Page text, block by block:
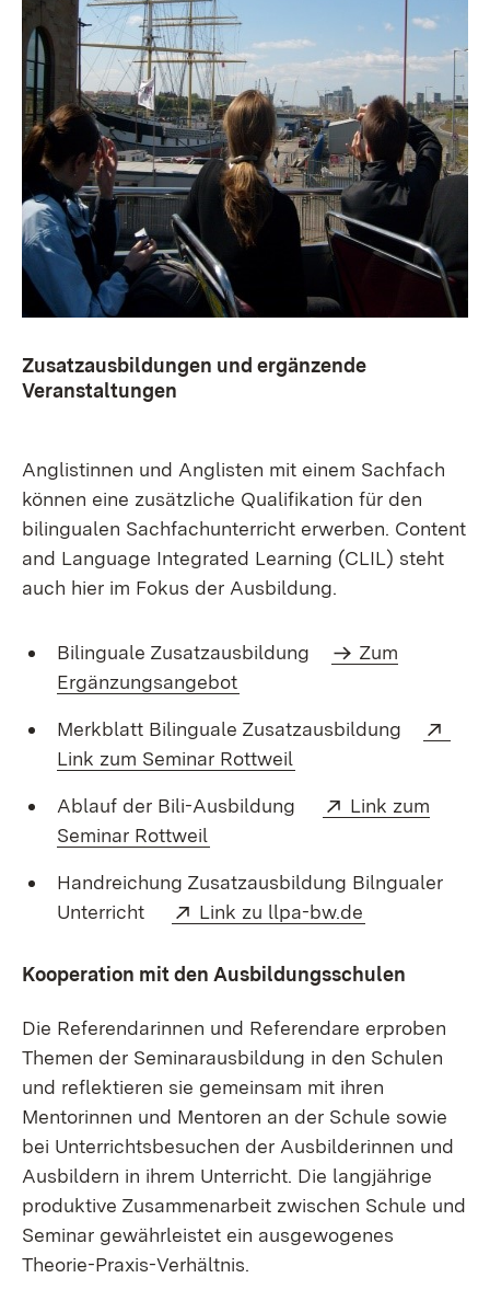
Zusatzausbildungen und ergänzende
Veranstaltungen
Anglistinnen und Anglisten mit einem Sachfach
können eine zusätzliche Qualifikation für den
bilingualen Sachfachunterricht erwerben. Content
and Language Integrated Learning (CLIL) steht
auch hier im Fokus der Ausbildung.
Bilinguale Zusatzausbildung
Zum
Ergänzungsangebot
Merkblatt Bilinguale Zusatzausbildung
Link zum Seminar Rottweil
Ablauf der Bili-Ausbildung Extern:
Link zum
Seminar Rottweil
Handreichung Zusatzausbildung Bilngualer
Unterricht
Extern:
Link zu llpa-bw.de
Kooperation mit den Ausbildungsschulen
Die Referendarinnen und Referendare erproben
Themen der Seminarausbildung in den Schulen
und reflektieren sie gemeinsam mit ihren
Mentorinnen und Mentoren an der Schule sowie
bei Unterrichtsbesuchen der Ausbilderinnen und
Ausbildern in ihrem Unterricht. Die langjährige
produktive Zusammenarbeit zwischen Schule und
Seminar gewährleistet ein ausgewogenes
Theorie-Praxis-Verhältnis.